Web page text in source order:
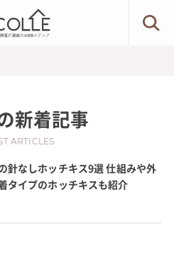
新着記事
ARTICLES
針なしホッチキス9選 仕組みや外
タイプのホッチキスも紹介